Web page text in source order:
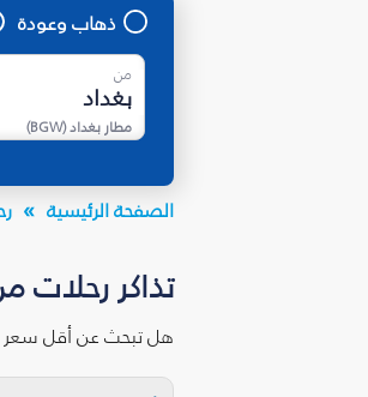
ذهاب وعودة
من
مطار بغداد(
BGW
)
الصفحة الرئيسية
تذاكر رحلات
هل تبحث عن أقل سعر